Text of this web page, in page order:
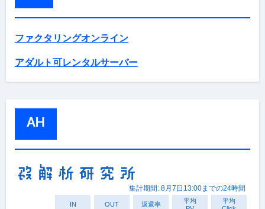
ファクタリングオンライン
アダルト可レンタルサーバー
AH